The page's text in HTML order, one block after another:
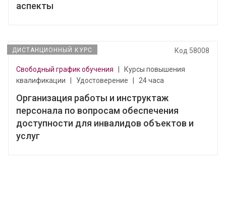
аспекты
ДИСТАНЦИОННЫЙ КУРС Код 58008
Свободный график обучения
Курсы повышения
квалификации
Удостоверение 24 часа
Организация работы и инструктаж
персонала по вопросам обеспечения
доступности для инвалидов объектов и
услуг